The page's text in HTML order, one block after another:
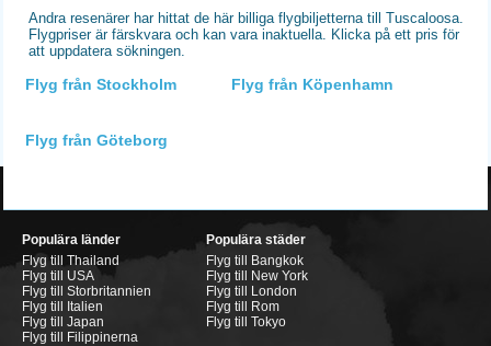
Andra resenärer har hittat de här billiga flygbiljetterna till Tuscaloosa.
Flygpriser är färskvara och kan vara inaktuella. Klicka på ett pris för
att uppdatera sökningen.
Flyg från Stockholm Flyg från Köpenhamn
Flyg från Göteborg
Populära länder
Flyg till Thailand
Flyg till USA
Flyg till Storbritannien
Flyg till Italien
Flyg till Japan
Flyg till Filippinerna
Populära städer
Flyg till Bangkok
Flyg till New York
Flyg till London
Flyg till Rom
Flyg till Tokyo